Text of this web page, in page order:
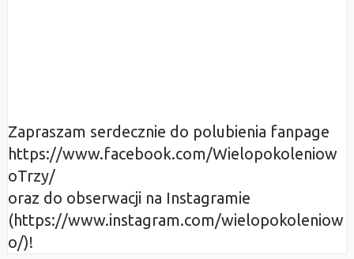
Zapraszam serdecznie do polubienia fanpage
https://www.facebook.com/Wielopokoleniow
oTrzy/
oraz do obserwacji na Instagramie
(https://www.instagram.com/wielopokoleniow
o/)!